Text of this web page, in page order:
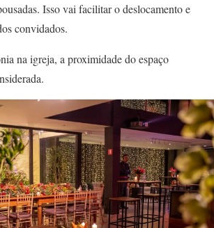
Isso vai facilitar o deslocamento e
convidados.
na igreja, a proximidade do espaço